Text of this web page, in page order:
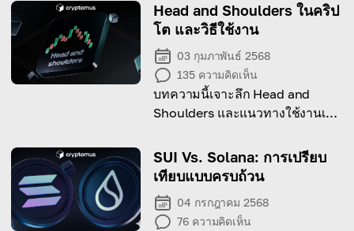
Head and Shoulders ในคริป
โต และวิธีใช้งาน
03 กุมภาพันธ์ 2568
135 ความคิดเห็น
บทความนี้เจาะลึก Head and
Shoulders และแนวทางใช้งานเพื่อ
SUI Vs. Solana: การเปรียบ
เทียบแบบครบถ้วน
04 กรกฎาคม 2568
76 ความคิดเห็น